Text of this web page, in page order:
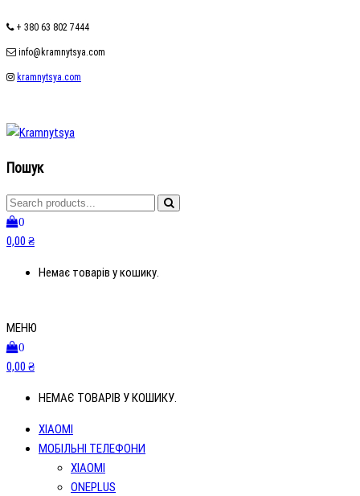
+ 380 63 802 7444
info@kramnytsya.com
kramnytsya.com
kramnytsya.com
Розумний вибір
Пошук
0
0,00 ₴
Немає товарів у кошику.
МЕНЮ
0
0,00 ₴
НЕМАЄ ТОВАРІВ У КОШИКУ.
XIAOMI
МОБІЛЬНІ ТЕЛЕФОНИ
XIAOMI
ONEPLUS